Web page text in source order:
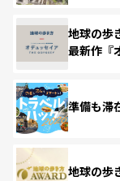
地球の歩
最新作『
準備も滞
地球の歩